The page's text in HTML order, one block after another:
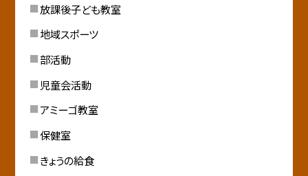
放課後子ども教室
地域スポーツ
部活動
児童会活動
アミーゴ教室
保健室
きょうの給食